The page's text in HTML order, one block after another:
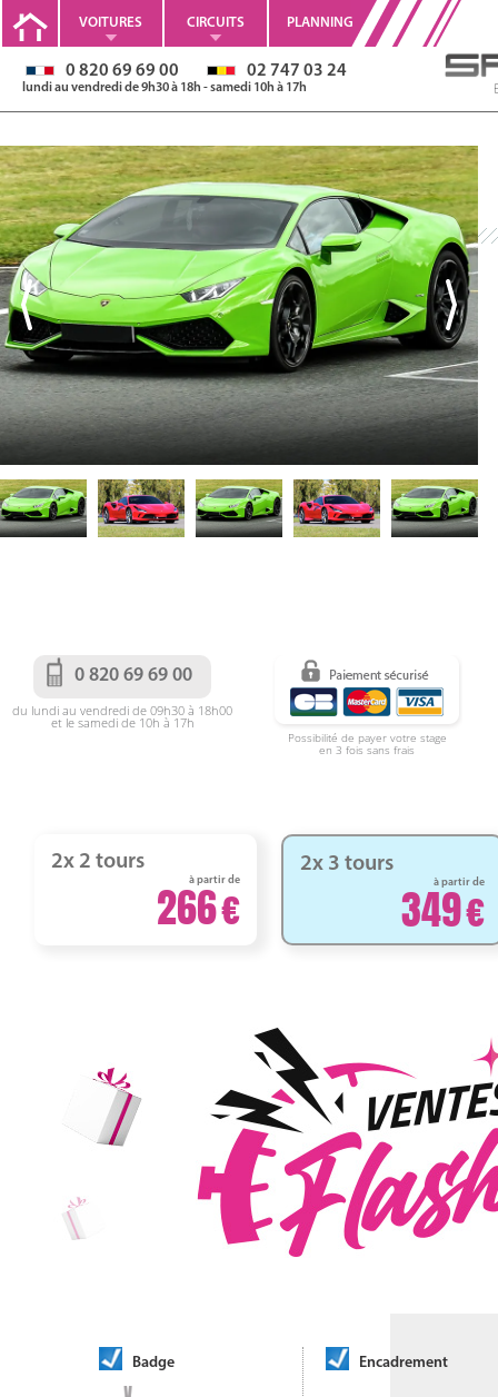
VOITURES CIRCUITS PLANNING
0 820 69 69 00 02 747 03 24
lundi au vendredi de 9h30 à 18h - samedi 10h à 17h
0 820 69 69 00
du lundi au vendredi de 09h30 à 18h00
et le samedi de 10h à 17h
Possibilité de payer votre stage
en 3 fois sans frais
2x 2 tours
à partir de
266
2x 3 tours
à partir de
349
Badge Encadrement